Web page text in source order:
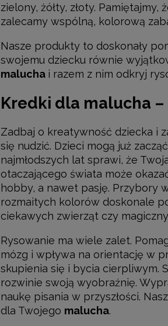
zielony, żółty, złoty.
zalecamy wspólną, kolorową
Nasze produkty to doskonały
swojemu dziecku równie
malucha i razem z nim odkryj
Kredki dla malucha
Zadbaj o kreatywność dziecka i
się nudzić. Dzieci mogą już
najmłodszych lat sprawi, że
otaczającego świata może
hobby, a nawet pasję. Przybory
rozmaitych kolorów doskonale
ciekawych zwierząt czy
Rysowanie ma wiele zalet.
mózg i wpływa na orientację w
skupienia się i bycia cierpliwym.
rozwinie swoją wyobraźnię.
naukę pisania w przyszłości.
dla Twojego malucha.